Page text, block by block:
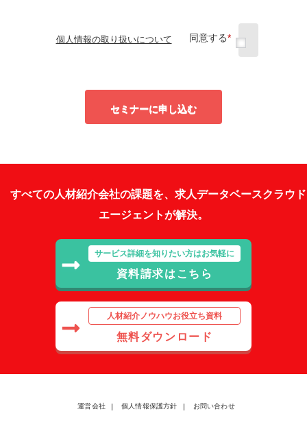
個人情報の取り扱いについて *
同意する
セミナーに申し込む
すべての人材紹介会社の課題を、求人データベースクラウド
エージェントが解決。
サービス詳細を知りたい方はお気軽に
資料請求はこちら
人材紹介ノウハウお役立ち資料
無料ダウンロード
運営会社 個人情報保護方針 お問い合わせ